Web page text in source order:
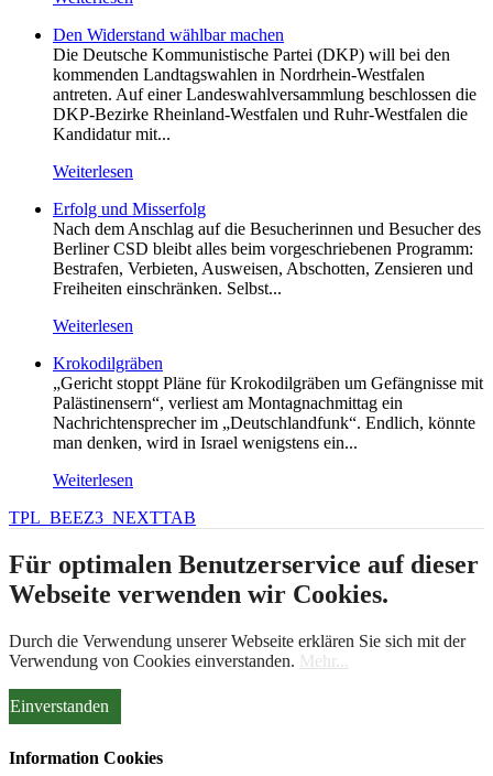
Den Widerstand wählbar machen
Die Deutsche Kommunistische Partei (DKP) will bei den
kommenden Landtagswahlen in Nordrhein-Westfalen
antreten. Auf einer Landeswahlversammlung beschlossen die
DKP-Bezirke Rheinland-Westfalen und Ruhr-Westfalen die
Kandidatur mit...
Weiterlesen
Erfolg und Misserfolg
Nach dem Anschlag auf die Besucherinnen und Besucher des
Berliner CSD bleibt alles beim vorgeschriebenen Programm:
Bestrafen, Verbieten, Ausweisen, Abschotten, Zensieren und
Freiheiten einschränken. Selbst...
Weiterlesen
Krokodilgräben
„Gericht stoppt Pläne für Krokodilgräben um Gefängnisse mit
Palästinensern“, verliest am Montagnachmittag ein
Nachrichtensprecher im „Deutschlandfunk“. Endlich, könnte
man denken, wird in Israel wenigstens ein...
Weiterlesen
TPL_BEEZ3_NEXTTAB
Für optimalen Benutzerservice auf dieser
Webseite verwenden wir Cookies.
Durch die Verwendung unserer Webseite erklären Sie sich mit der
Verwendung von Cookies einverstanden. Mehr...
Einverstanden
Information Cookies